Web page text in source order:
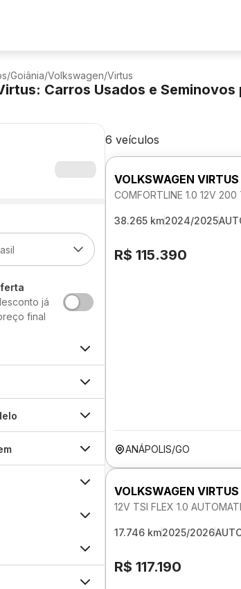
/Goiânia/Volkswagen/Virtus
Carros Usados e
já
final
6 veículos
VOLKSWAGEN VIRTUS
COMFORTLINE 1.0 12V
38.265 km2024/2025
R$ 115.390
ANÁPOLIS/GO
VOLKSWAGEN VIRTUS
12V TSI FLEX 1.0
17.746 km2025/2026
R$ 117.190